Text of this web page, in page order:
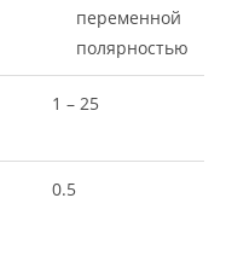
переменной
полярностью
1 – 25
0.5